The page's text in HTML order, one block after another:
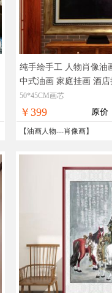
纯手绘手工 人物肖像油
中式油画 家庭挂画 酒
画B 实物拍摄，现货图
全国免邮
50*45CM画芯
￥399 原价
【油画人物---肖像画】